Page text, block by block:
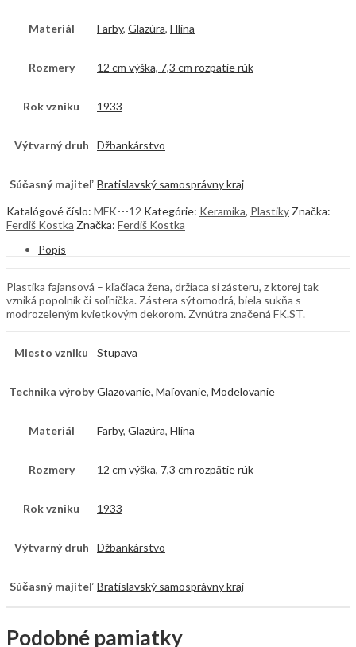
Materiál Farby, Glazúra, Hlina
Rozmery 12 cm výška, 7,3 cm rozpätie rúk
Rok vzniku 1933
Výtvarný druh Džbankárstvo
Súčasný majiteľ Bratislavský samosprávny kraj
Katalógové číslo: MFK---12 Kategórie: Keramika, Plastiky Značka:
Ferdiš Kostka Značka: Ferdiš Kostka
Popis
Plastika fajansová – kľačiaca žena, držiaca si zásteru, z ktorej tak
vzniká popolník či soľnička. Zástera sýtomodrá, biela sukňa s
modrozeleným kvietkovým dekorom. Zvnútra značená FK.ST.
Miesto vzniku Stupava
Technika výroby Glazovanie, Maľovanie, Modelovanie
Materiál Farby, Glazúra, Hlina
Rozmery 12 cm výška, 7,3 cm rozpätie rúk
Rok vzniku 1933
Výtvarný druh Džbankárstvo
Súčasný majiteľ Bratislavský samosprávny kraj
Podobné pamiatky